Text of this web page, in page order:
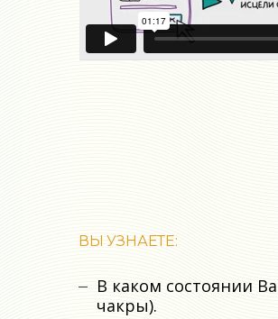
ВЫ УЗНАЕТЕ:
В каком состоянии
чакры).